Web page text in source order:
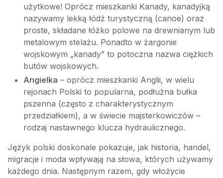
użytkowe! Oprócz mieszkanki Kanady, kanadyjką
nazywamy lekką łódź turystyczną (canoe) oraz
proste, składane łóżko polowe na drewnianym lub
metalowym stelażu. Ponadto w żargonie
wojskowym „kanady” to potoczna nazwa ciężkich
butów wojskowych.
Angielka – oprócz mieszkanki Anglii, w wielu
rejonach Polski to popularna, podłużna bułka
pszenna (często z charakterystycznym
przedziałkiem), a w świecie majsterkowiczów –
rodzaj nastawnego klucza hydraulicznego.
Język polski doskonale pokazuje, jak historia, handel,
migracje i moda wpływają na słowa, których używamy
każdego dnia. Następnym razem, gdy włożycie